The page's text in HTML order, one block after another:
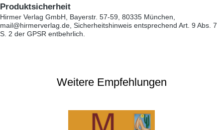
Produktsicherheit
Hirmer Verlag GmbH, Bayerstr. 57-59, 80335 München,
mail@hirmerverlag.de, Sicherheitshinweis entsprechend Art. 9 Abs. 7
S. 2 der GPSR entbehrlich.
Weitere Empfehlungen